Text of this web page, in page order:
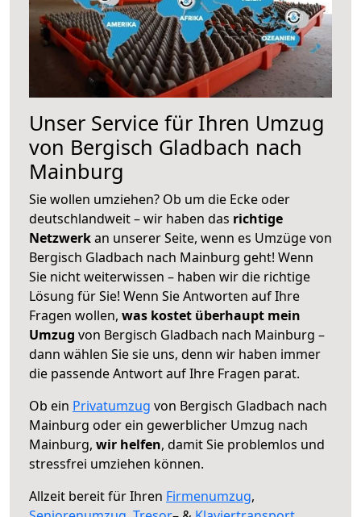
Unser Service für Ihren Umzug
von Bergisch Gladbach nach
Mainburg
Sie wollen umziehen? Ob um die Ecke oder
deutschlandweit – wir haben das richtige
Netzwerkan unserer Seite, wenn es Umzüge von
Bergisch Gladbach nach Mainburg geht! Wenn
Sie nicht weiterwissen – haben wir die richtige
Lösung für Sie! Wenn Sie Antworten auf Ihre
Fragen wollen, was kostet überhaupt mein
Umzug von Bergisch Gladbach nach Mainburg –
dann wählen Sie sie uns, denn wir haben immer
die passende Antwort auf Ihre Fragen parat.
Ob ein Privatumzug von Bergisch Gladbach nach
Mainburg oder ein gewerblicher Umzug nach
Mainburg, wir helfen, damit Sie problemlos und
stressfrei umziehen können.
Allzeit bereit für Ihren Firmenumzug,